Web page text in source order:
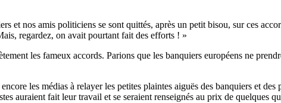
nos amis politiciens se sont quittés, après un petit bisou, sur ces
regardez, on avait pourtant fait des efforts ! »
les fameux accords. Parions que les banquiers européens ne
les médias à relayer les petites plaintes aiguës des banquiers et
auraient fait leur travail et se seraient renseignés au prix de quelques